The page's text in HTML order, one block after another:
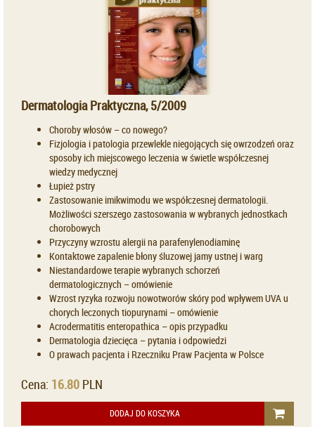
Dermatologia Praktyczna, 5/2009
Choroby włosów – co nowego?
Fizjologia i patologia przewlekle niegojących się owrzodzeń oraz
sposoby ich miejscowego leczenia w świetle współczesnej
wiedzy medycznej
Łupież pstry
Zastosowanie imikwimodu we współczesnej dermatologii.
Możliwości szerszego zastosowania w wybranych jednostkach
chorobowych
Przyczyny wzrostu alergii na parafenylenodiaminę
Kontaktowe zapalenie błony śluzowej jamy ustnej i warg
Niestandardowe terapie wybranych schorzeń
dermatologicznych – omówienie
Wzrost ryzyka rozwoju nowotworów skóry pod wpływem UVA u
chorych leczonych tiopurynami – omówienie
Acrodermatitis enteropathica – opis przypadku
Dermatologia dziecięca – pytania i odpowiedzi
O prawach pacjenta i Rzeczniku Praw Pacjenta w Polsce
Cena: 16.80 PLN
DODAJ DO KOSZYKA